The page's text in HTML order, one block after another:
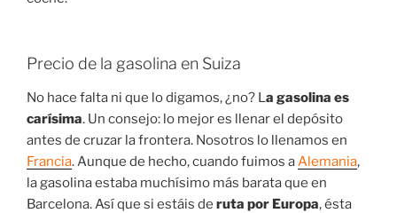
Precio de la gasolina en Suiza
No hace falta ni que lo digamos, ¿no? La gasolina es
carísima. Un consejo: lo mejor es llenar el depósito
antes de cruzar la frontera. Nosotros lo llenamos en
Francia. Aunque de hecho, cuando fuimos aAlemania,
la gasolina estaba muchísimo más barata que en
Barcelona. Así que si estáis de ruta por Europa, ésta